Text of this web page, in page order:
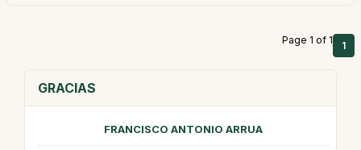
Page 1 of 1 1
GRACIAS
FRANCISCO ANTONIO ARRUA